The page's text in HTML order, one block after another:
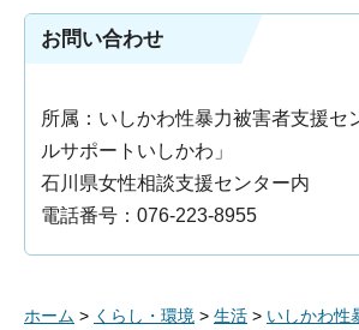
お問い合わせ
所属：いしかわ性暴力被害者支援セ
ルサポートいしかわ」
石川県女性相談支援センター内
電話番号：076-223-8955
ホーム > くらし・環境 > 生活 > いしかわ性